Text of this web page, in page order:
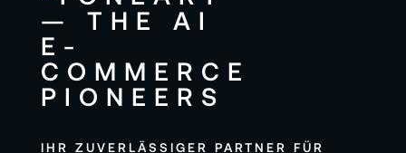
IHR ZUVERLÄSSIGER PARTNER FÜR